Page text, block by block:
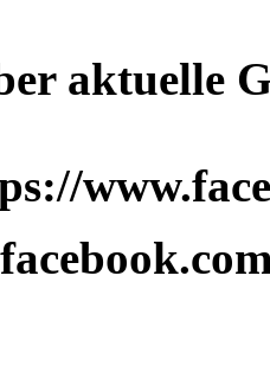
aktuelle